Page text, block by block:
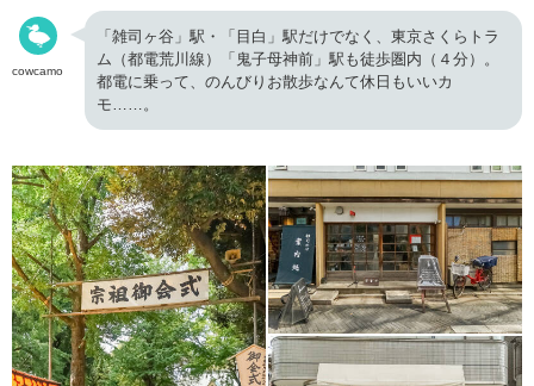
cowcamo
「雑司ヶ谷」駅・「目白」駅だけでなく、東京さくらトラ
ム（都電荒川線）「鬼子母神前」駅も徒歩圏内（４分）。
都電に乗って、のんびりお散歩なんて休日もいいカ
モ……。